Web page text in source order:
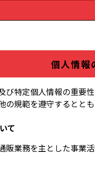
個人情報
び特定個人情報の重要
の規範を遵守するとと
て
販業務を主とした事業